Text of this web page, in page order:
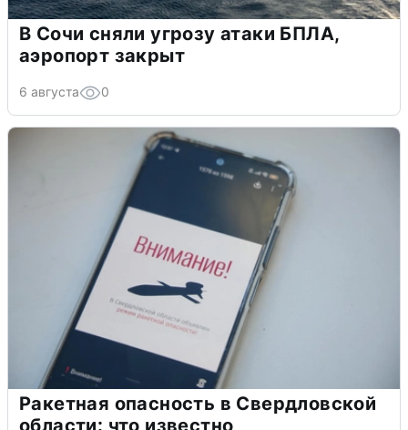
В Сочи сняли угрозу атаки БПЛА,
аэропорт закрыт
6 августа 0
Ракетная опасность в Свердловской
области: что известно